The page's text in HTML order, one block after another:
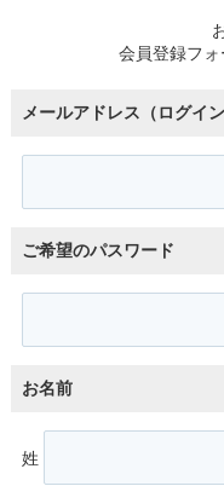
会員登録フォ
メールアドレス（ログイン
ご希望のパスワード
お名前
姓